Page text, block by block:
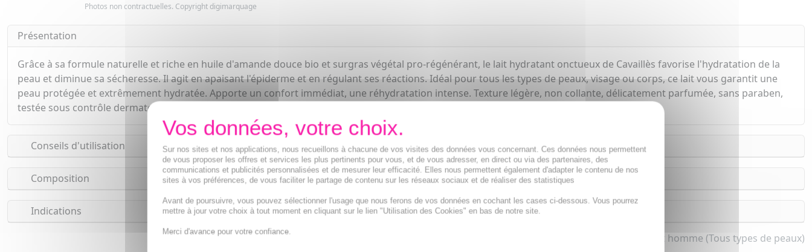
Photos non contractuelles. Copyright digimarquage
Présentation
Grâce à sa formule naturelle et riche en huile d'amande douce bio et surgras végétal pro-régénérant, le lait hydratant onctueux de Cavaillès favorise l'hydratation de la
peau et diminue sa sécheresse. Il agit en apaisant l'épiderme et en régulant ses réactions. Idéal pour tous les types de peaux, visage ou corps, ce lait vous garantit une
peau protégée et extrêmement hydratée. Apporte un confort immédiat, une réhydratation intense. Texture légère, non collante, délicatement parfumée, sans paraben,
testée sous contrôle dermatologique. Hypoallergénique. Pour les petits et les grands dès 1 an
Conseils d'utilisation
Composition
Indications
Lait hydratant pour femme et homme (Tous types de peaux)
Sur nos sites et nos applications, nous recueillons à chacune de vos visites des données vous concernant. Ces données nous permettent
de vous proposer les offres et services les plus pertinents pour vous, et de vous adresser, en direct ou via des partenaires, des
communications et publicités personnalisées et de mesurer leur efficacité. Elles nous permettent également d'adapter le contenu de nos
sites à vos préférences, de vous faciliter le partage de contenu sur les réseaux sociaux et de réaliser des statistiques
Avant de poursuivre, vous pouvez sélectionner l'usage que nous ferons de vos données en cochant les cases ci-dessous. Vous pourrez
mettre à jour votre choix à tout moment en cliquant sur le lien "Utilisation des Cookies" en bas de notre site.
Merci d'avance pour votre confiance.